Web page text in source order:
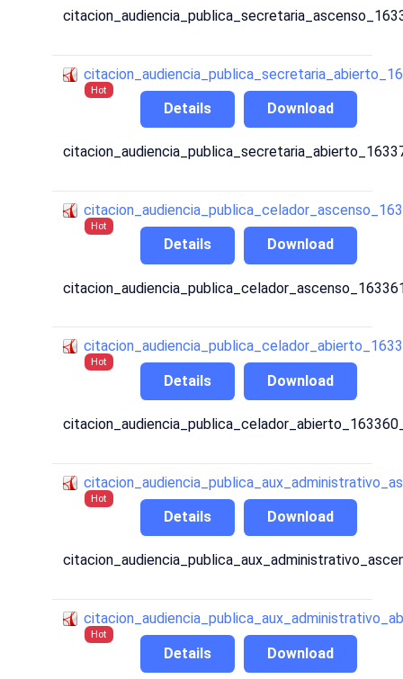
Hot
Download
Details
Hot
Download
Details
Hot
Download
Details
Hot
Download
Details
Hot
Download
Details